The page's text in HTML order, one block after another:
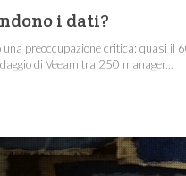
i dati?
preoccupazione critica: quasi il
di Veeam tra 250 manager...